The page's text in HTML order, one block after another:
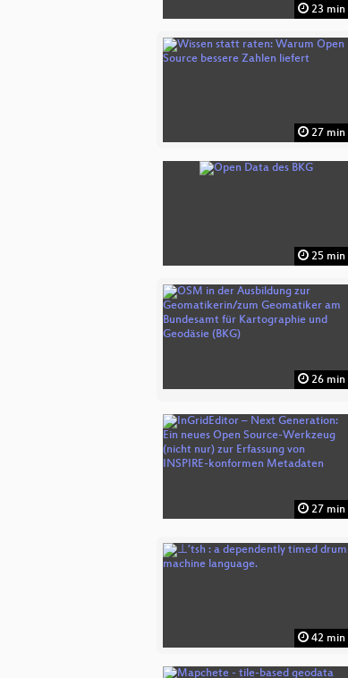
23 min
27 min
25 min
26 min
27 min
42 min